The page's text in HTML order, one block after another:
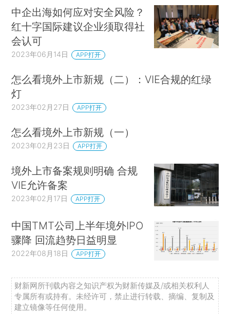
中企出海如何应对安全风险？
红十字国际建议企业须取得社
会认可
2023年06月14日 APP打开
怎么看境外上市新规（二）：VIE合规的红绿
灯
2023年02月27日 APP打开
怎么看境外上市新规（一）
2023年02月23日 APP打开
境外上市备案规则明确 合规
VIE允许备案
2023年02月17日 APP打开
中国TMT公司上半年境外IPO
骤降 回流趋势日益明显
2022年08月18日 APP打开
财新网所刊载内容之知识产权为财新传媒及/或相关权利人
专属所有或持有。未经许可，禁止进行转载、摘编、复制及
建立镜像等任何使用。